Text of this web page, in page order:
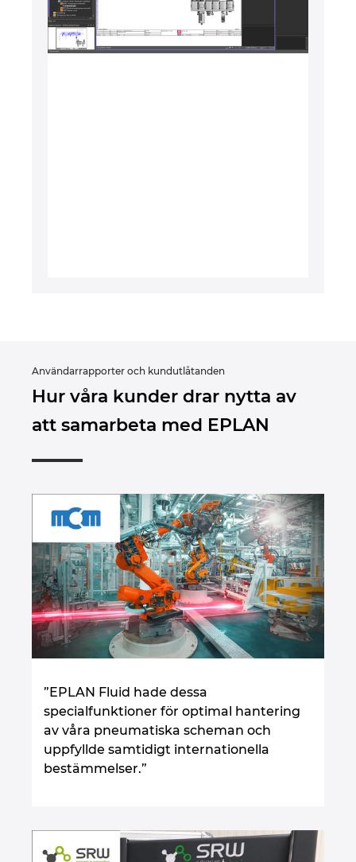
Användarrapporter och kundutlåtanden
Hur våra kunder drar nytta av
att samarbeta med EPLAN
”EPLAN Fluid hade dessa
specialfunktioner för optimal hantering
av våra pneumatiska scheman och
uppfyllde samtidigt internationella
bestämmelser.”
Slovenia
Ukraine